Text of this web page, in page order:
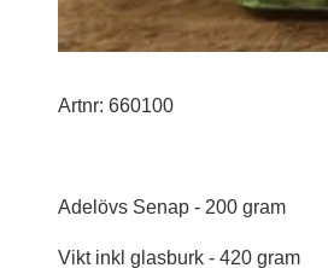
Artnr: 660100
Adelövs Senap - 200 gram
Vikt inkl glasburk - 420 gram